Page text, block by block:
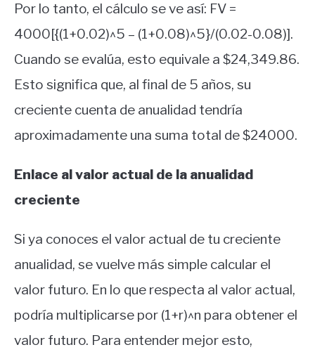
Por lo tanto, el cálculo se ve así: FV =
4000[{(1+0.02)^5 – (1+0.08)^5}/(0.02-0.08)].
Cuando se evalúa, esto equivale a $24,349.86.
Esto significa que, al final de 5 años, su
creciente cuenta de anualidad tendría
aproximadamente una suma total de $24000.
Enlace al valor actual de la anualidad
creciente
Si ya conoces el valor actual de tu creciente
anualidad, se vuelve más simple calcular el
valor futuro. En lo que respecta al valor actual,
podría multiplicarse por (1+r)^n para obtener el
valor futuro. Para entender mejor esto,